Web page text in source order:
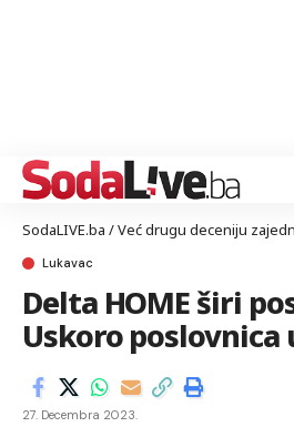
SodaLIVE.ba / Već drugu deceniju
Lukavac
Delta HOME širi
Uskoro poslovnica
27. Decembra 2023.